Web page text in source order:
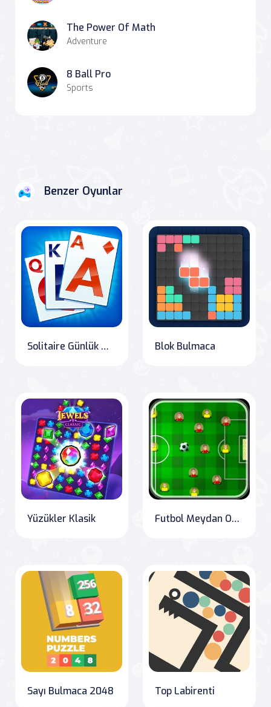
The Power Of Math
Adventure
8 Ball Pro
Sports
Benzer Oyunlar
Solitaire Günlük Meydan Okuma Blok Bulmaca
Yüzükler Klasik Futbol Meydan Okuması
Sayı Bulmaca 2048 Top Labirenti